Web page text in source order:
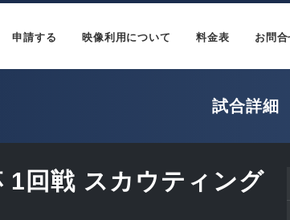
申請する 映像利用について 料金表 お問合
試合詳細
1回戦 スカウティング